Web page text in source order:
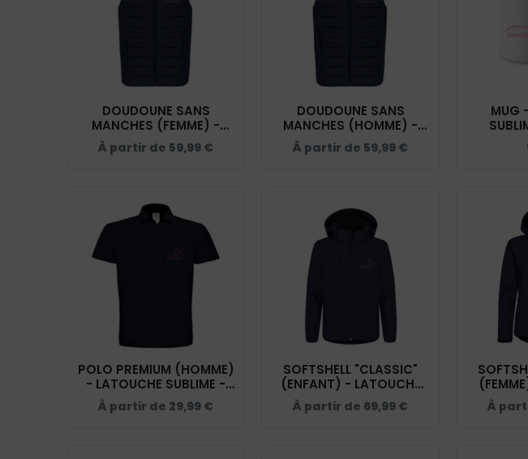
DOUDOUNE SANS
MANCHES (FEMME) -
LATOUCHE SUBLIME -
NAVY - K6114
À partir de 59,99 €
DOUDOUNE SANS
MANCHES (HOMME) -
LATOUCHE SUBLIME -
NAVY - K6113
À partir de 59,99 €
MUG
POLO PREMIUM (HOMME)
- LATOUCHE SUBLIME -
NAVY - BCU426
À partir de 29,99 €
SOFTSHELL "CLASSIC"
(ENFANT) - LATOUCHE
SUBLIME - NAVY -
0200909
À partir de 69,99 € À